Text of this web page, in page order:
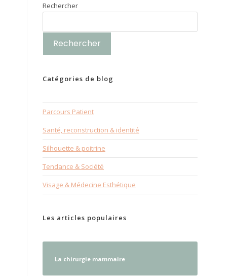
Rechercher
Rechercher
Catégories de blog
Parcours Patient
Santé, reconstruction & identité
Silhouette & poitrine
Tendance & Société
Visage & Médecine Esthétique
Les articles populaires
La chirurgie mammaire